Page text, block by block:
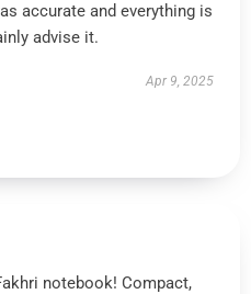
accurate and everything is
advise it.
Apr 9, 2025
notebook! Compact,